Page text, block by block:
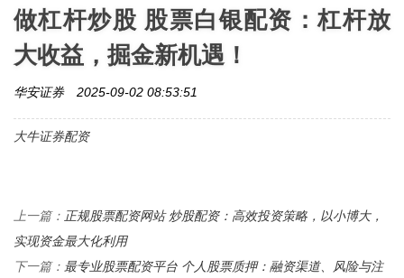
做杠杆炒股 股票白银配资：杠杆放
大收益，掘金新机遇！
华安证券 2025-09-02 08:53:51
大牛证券配资
上一篇： 正规股票配资网站 炒股配资：高效投资策略，以小博大，
实现资金最大化利用
下一篇： 最专业股票配资平台 个人股票质押：融资渠道、风险与注